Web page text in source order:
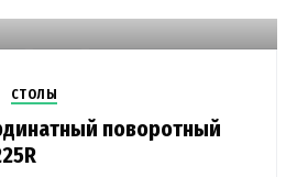
СТОЛЫ
поворотный